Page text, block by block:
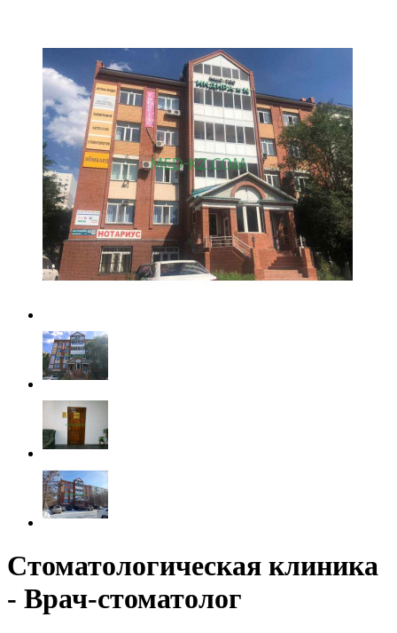
Стоматологическая клиника
- Врач-стоматолог